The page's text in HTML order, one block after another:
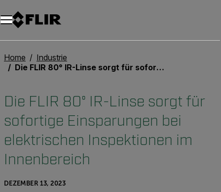
Unread messages
Modell
Entfernen
Elemente
Element
In den Warenkorb
Im Warenkorb
Home
Industrie
Die FLIR 80° IR-Linse sorgt für sofortige Einsparungen bei elektrischen Inspektionen im Innenbereich
Die FLIR 80° IR-Linse sorgt für
sofortige Einsparungen bei
elektrischen Inspektionen im
Innenbereich
DEZEMBER 13, 2023